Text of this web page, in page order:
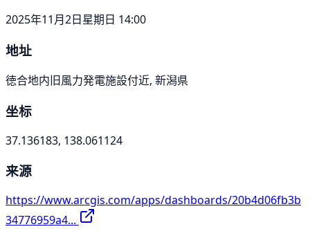
2025年11月2日星期日 14:00
地址
徳合地内旧風力発電施設付近, 新潟県
坐标
37.136183, 138.061124
来源
https://www.arcgis.com/apps/dashboards/20b4d06fb3b
34776959a4...